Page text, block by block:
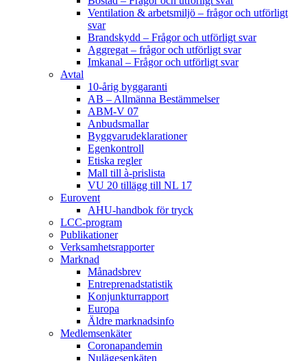
Ventilation & arbetsmiljö – frågor och utförligt
svar
Brandskydd – Frågor och utförligt svar
Aggregat – frågor och utförligt svar
Imkanal – Frågor och utförligt svar
Avtal
10-årig byggaranti
AB – Allmänna Bestämmelser
ABM-V 07
Anbudsmallar
Byggvarudeklarationer
Egenkontroll
Etiska regler
Mall till à-prislista
VU 20 tillägg till NL 17
Eurovent
AHU-handbok för tryck
LCC-program
Publikationer
Verksamhetsrapporter
Marknad
Månadsbrev
Entreprenadstatistik
Konjunkturrapport
Europa
Äldre marknadsinfo
Medlemsenkäter
Coronapandemin
Nulägesenkäten